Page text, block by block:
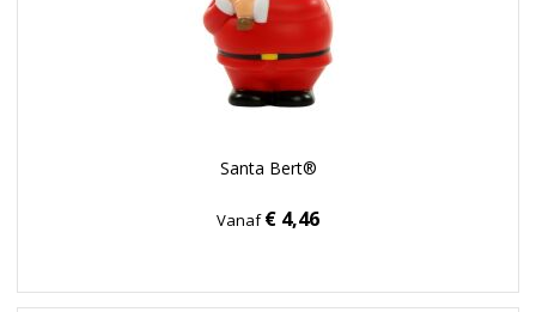
Santa Bert®
Vanaf€ 4,46